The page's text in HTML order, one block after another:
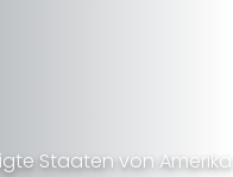
Staaten von Amerika